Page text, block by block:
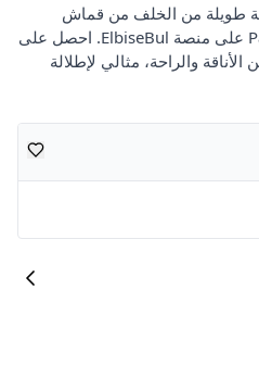
طويلة من الخلف من قماش
سكوبا من تصميم Pasaklı Giyim على منصة ElbiseBul. احصل على
والراحة، مثالي لإطلالة